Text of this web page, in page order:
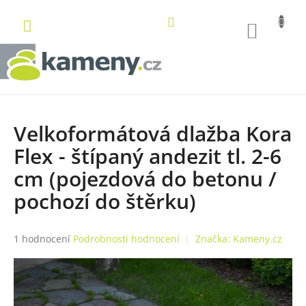
obsah
Velkoformátová dlažba Kora
Flex - štípaný andezit tl. 2-6
cm (pojezdová do betonu /
pochozí do štěrku)
Průměrné
produktu
je
5,0
z
1 hodnocení Podrobnosti hodnocení Značka: Kameny.cz